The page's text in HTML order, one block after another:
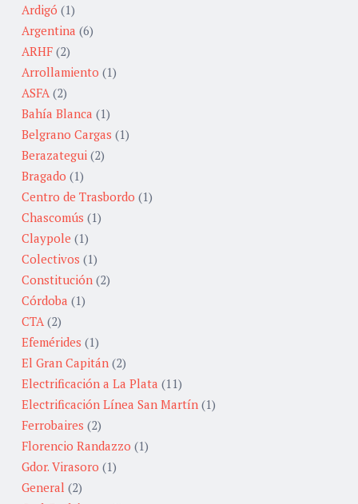
Ardigó (1)
Argentina (6)
ARHF (2)
Arrollamiento (1)
ASFA (2)
Bahía Blanca (1)
Belgrano Cargas (1)
Berazategui (2)
Bragado (1)
Centro de Trasbordo (1)
Chascomús (1)
Claypole (1)
Colectivos (1)
Constitución (2)
Córdoba (1)
CTA (2)
Efemérides (1)
El Gran Capitán (2)
Electrificación a La Plata (11)
Electrificación Línea San Martín (1)
Ferrobaires (2)
Florencio Randazzo (1)
Gdor. Virasoro (1)
General (2)